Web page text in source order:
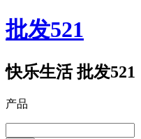
批发521
快乐生活 批发521
产品